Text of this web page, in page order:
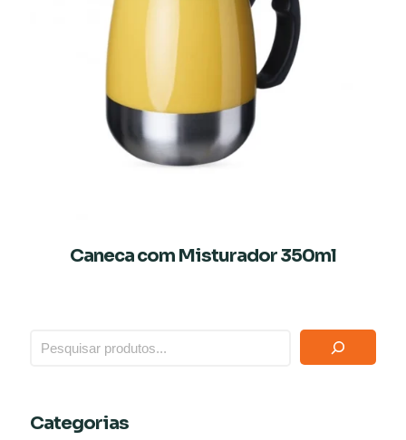
Caneca com Misturador 350ml
Categorias